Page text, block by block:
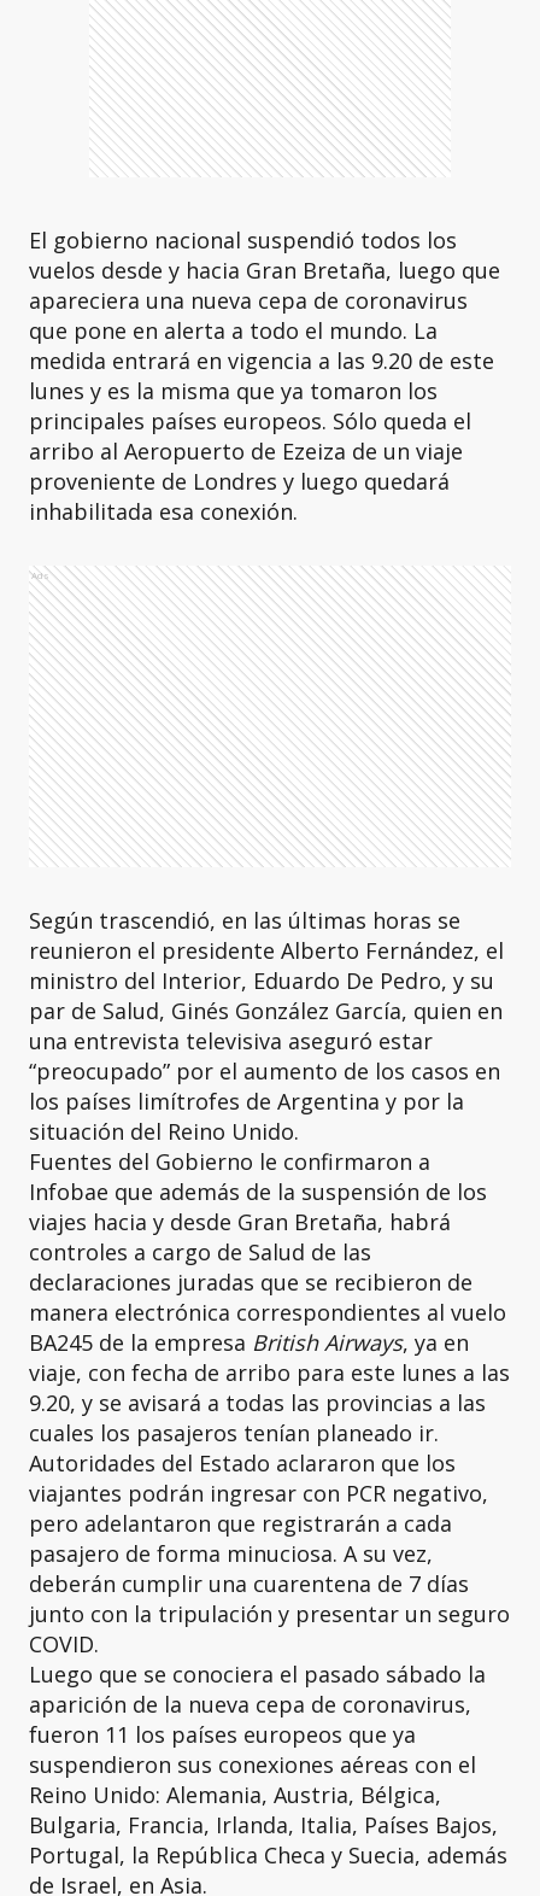
El gobierno nacional suspendió todos los
vuelos desde y hacia Gran Bretaña, luego que
apareciera una nueva cepa de coronavirus
que pone en alerta a todo el mundo. La
medida entrará en vigencia a las 9.20 de este
lunes y es la misma que ya tomaron los
principales países europeos. Sólo queda el
arribo al Aeropuerto de Ezeiza de un viaje
proveniente de Londres y luego quedará
inhabilitada esa conexión.
Ads
Según trascendió, en las últimas horas se
reunieron el presidente Alberto Fernández, el
ministro del Interior, Eduardo De Pedro, y su
par de Salud, Ginés González García, quien en
una entrevista televisiva aseguró estar
“preocupado” por el aumento de los casos en
los países limítrofes de Argentina y por la
situación del Reino Unido.
Fuentes del Gobierno le confirmaron a
Infobae que además de la suspensión de los
viajes hacia y desde Gran Bretaña, habrá
controles a cargo de Salud de las
declaraciones juradas que se recibieron de
manera electrónica correspondientes al vuelo
BA245 de la empresa British Airways, ya en
viaje, con fecha de arribo para este lunes a las
9.20, y se avisará a todas las provincias a las
cuales los pasajeros tenían planeado ir.
Autoridades del Estado aclararon que los
viajantes podrán ingresar con PCR negativo,
pero adelantaron que registrarán a cada
pasajero de forma minuciosa. A su vez,
deberán cumplir una cuarentena de 7 días
junto con la tripulación y presentar un seguro
COVID.
Luego que se conociera el pasado sábado la
aparición de la nueva cepa de coronavirus,
fueron 11 los países europeos que ya
suspendieron sus conexiones aéreas con el
Reino Unido: Alemania, Austria, Bélgica,
Bulgaria, Francia, Irlanda, Italia, Países Bajos,
Portugal, la República Checa y Suecia, además
de Israel, en Asia.